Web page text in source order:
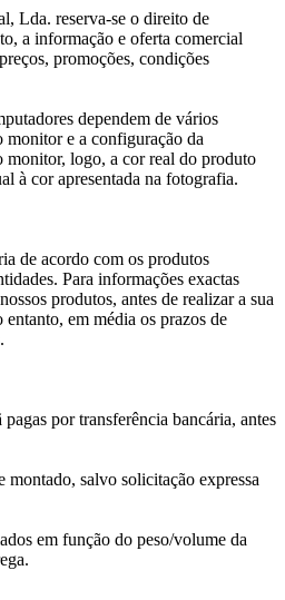
Lda. reserva-se o direito de
a informação e oferta comercial
promoções, condições
dependem de vários
monitor e a configuração da
monitor, logo, a cor real do produto
à cor apresentada na fotografia.
de acordo com os produtos
Para informações exactas
produtos, antes de realizar a sua
em média os prazos de
por transferência bancária, antes
salvo solicitação expressa
em função do peso/volume da